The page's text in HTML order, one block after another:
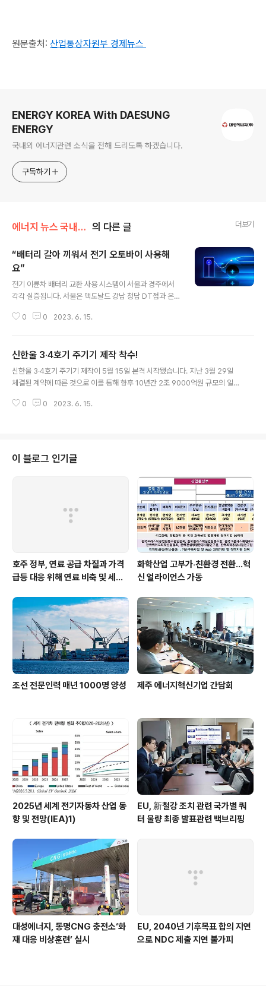
원문출처: 산업통상자원부 경제뉴스
ENERGY KOREA With DAESUNG
ENERGY
국내외 에너지관련 소식을 전해 드리도록 하겠습니다.
구독하기
에너지 뉴스 국내&해외 의 다른 글 더보기
“배터리 갈아 끼워서 전기 오토바이 사용해
요”
전기 이륜차 배터리 교환 사용 시스템이 서울과 경주에서
각각 실증됩니다. 서울은 맥도날드 강남 청담 DT점과 은평
상입니다. 이곳에서는 국내에서 생산된 교환형 배터리팩,
이륜차가 배터리를 서로 공유한다는 것. 배터리가 닳으면
충전스테이션에서 충전한 배터리를 갈아 끼워 사용합니다.
충전시간과 주행거리 등을 개선할 수 있다는 게 장점입니
하고 표준화 사업 개선 요소를 발굴, 2024년까지 플랫폼
0 0 2023. 6. 15.
신한울 3‧4호기 주기기 제작 착수!
신한울 3‧4호기 주기기 제작이 5월 15일 본격 시작됐습니다. 지난 3월 29일
체결된 계약에 따른 것으로 이를 통해 향후 10년간 2조 9000억원 규모의 일감
도 순차적으로 발주될 예정입니다. 주기기는 원자로, 증기발생기, 터빈 발전기
부는 원전산업 연구개발 추진 전략과 전문인력 양성 방안도 제시했습니다. ▶
원전산업 연구개발 추진 전략 미래를 대비해 차세대 원전 시장을 선도하기 위한
0 0 2023. 6. 15.
이 블로그 인기글
호주 정부, 연료 공급 차질과 가격
급등 대응 위해 연료 비축 및 세제
화학산업 고부가‧친환경 전환…혁
신 얼라이언스 가동
조선 전문인력 매년 1000명 양성 제주 에너지혁신기업 간담회
2025년 세계 전기자동차 산업 동
향 및 전망(IEA)1)
EU, 新철강 조치 관련 국가별 쿼
터 물량 최종 발표관련 백브리핑
대성에너지, 동명CNG 충전소‘화
재 대응 비상훈련’ 실시
EU, 2040년 기후목표 합의 지연
으로 NDC 제출 지연 불가피